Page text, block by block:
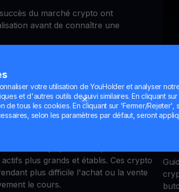
votre utilisation de YouHolder et analyser
et d'autres outils de suivi similaires. En cliquant sur
de tous les cookies. En cliquant sur 'Fermer/Rejeter',
selon les paramètres par défaut, seront
du marché crypto ont
avant de connaître une
lors de
les
cap
implique des risques
plus grands et établis. Ces crypto
plus difficile l'achat ou la vente
le cours.